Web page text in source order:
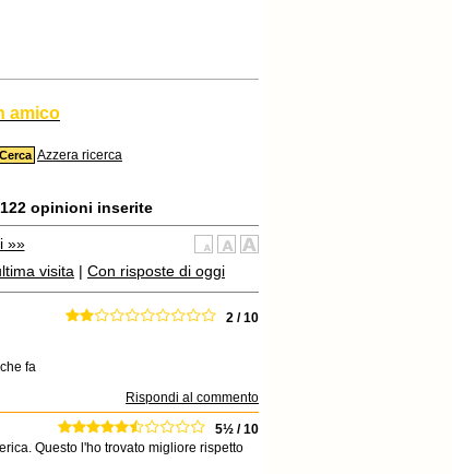
amico
Azzera ricerca
opinioni inserite
»»
visita | Con risposte di oggi
2 / 10
fa
Rispondi al commento
5½ / 10
Questo l'ho trovato migliore rispetto